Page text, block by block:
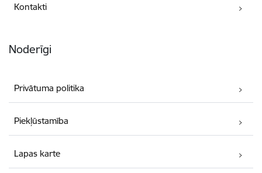
Kontakti
Noderīgi
Privātuma politika
Piekļūstamība
Lapas karte